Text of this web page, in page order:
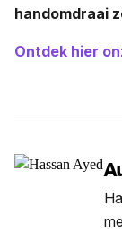
handomdraai
Ontdek hier